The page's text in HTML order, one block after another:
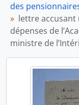
des
lettre
dépenses de
ministre de